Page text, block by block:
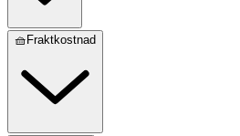
🧺Fraktkostnad